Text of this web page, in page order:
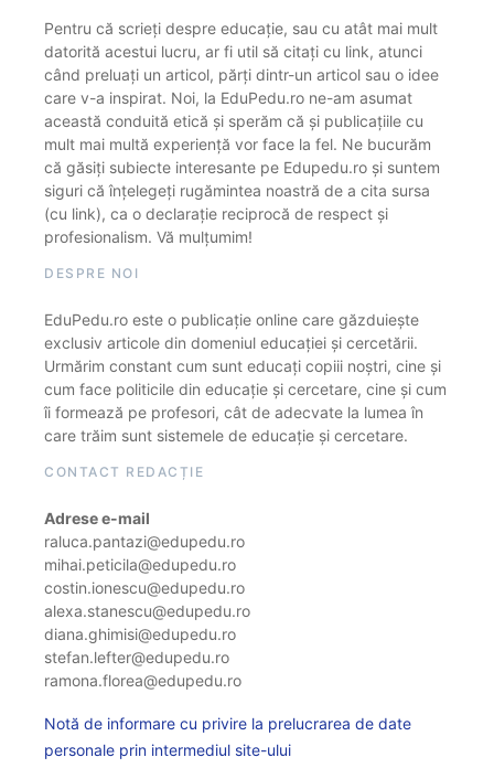
Pentru că scrieți despre educație, sau cu atât mai mult
datorită acestui lucru, ar fi util să citați cu link, atunci
când preluați un articol, părți dintr-un articol sau o idee
care v-a inspirat. Noi, la EduPedu.ro ne-am asumat
această conduită etică și sperăm că și publicațiile cu
mult mai multă experiență vor face la fel. Ne bucurăm
că găsiți subiecte interesante pe Edupedu.ro și suntem
siguri că înțelegeți rugămintea noastră de a cita sursa
(cu link), ca o declarație reciprocă de respect și
profesionalism. Vă mulțumim!
DESPRE NOI
EduPedu.ro este o publicație online care găzduiește
exclusiv articole din domeniul educației și cercetării.
Urmărim constant cum sunt educați copiii noștri, cine și
cum face politicile din educație și cercetare, cine și cum
îi formează pe profesori, cât de adecvate la lumea în
care trăim sunt sistemele de educație și cercetare.
CONTACT REDACȚIE
Adrese e-mail
raluca.pantazi@edupedu.ro
mihai.peticila@edupedu.ro
costin.ionescu@edupedu.ro
alexa.stanescu@edupedu.ro
diana.ghimisi@edupedu.ro
stefan.lefter@edupedu.ro
ramona.florea@edupedu.ro
Notă de informare cu privire la prelucrarea de date
personale prin intermediul site-ului